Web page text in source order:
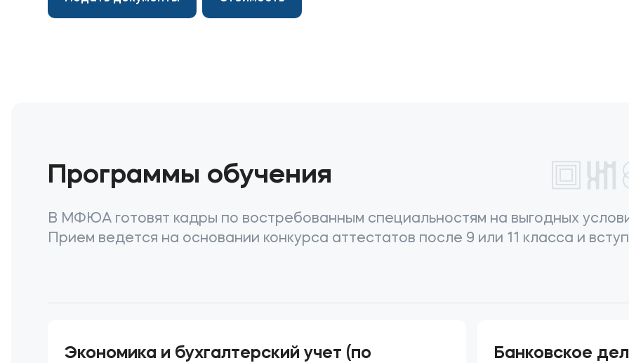
Программы обучения
В МФЮА готовят кадры по востребованным специальностям на выгодных
Прием ведется на основании конкурса аттестатов после 9 или 11 класса и
Экономика и бухгалтерский учет (по
Банковское